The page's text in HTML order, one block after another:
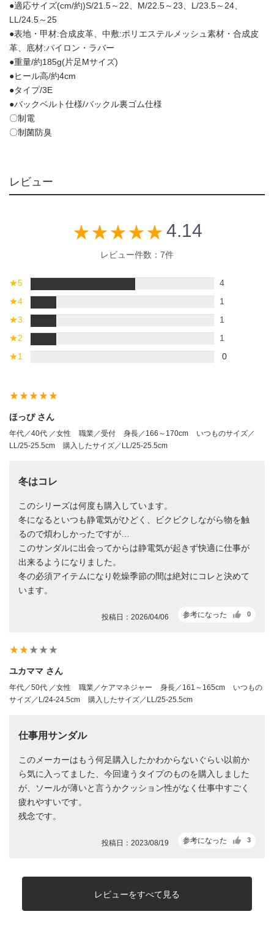
●適応サイズ(cm/約)S/21.5～22、M/22.5～23、L/23.5～24、
LL/24.5～25
●表地・甲材:合成皮革、中敷:ポリエステルメッシュ素材・合成皮
革、底材:パイロン・ラバー
●重量/約185g(片足Mサイズ)
●ヒール高/約4cm
●タイプ/3E
●バックベルト仕様/バックル裏ゴム仕様
〇制電
〇制菌防臭
レビュー
star_rate star_rate star_rate star_rate star_rate 4.14
レビュー件数：7件
★5
4
★4
1
★3
1
★2
1
★1 0
star_ratestar_ratestar_ratestar_ratestar_rate
ほっぴ さん
年代／40代 ／女性 職業／受付 身長／166～170cm
いつものサイズ／
LL/25-25.5cm
購入したサイズ／LL/25-25.5cm
冬はコレ
このシリーズは何度も購入しています。
冬になるといつも静電気がひどく、ビクビクしながら物を触
るので煩わしかったですが…
このサンダルに出会ってからは静電気が起きず快適に仕事が
出来るようになりました。
冬の必須アイテムになり乾燥季節の間は絶対にコレと決めて
います。
参考になった 0
投稿日：2026/04/06
star_ratestar_ratestar_rate star_rate star_rate
ユカママ さん
年代／50代 ／女性 職業／ケアマネジャー 身長／161～165cm
いつもの
サイズ／L/24-24.5cm
購入したサイズ／LL/25-25.5cm
仕事用サンダル
このメーカーはもう何足購入したかわからないぐらい以前か
ら気に入ってました、今回違うタイプのものを購入しました
が、ソールが薄いと言うかクッション性がなく仕事中すごく
疲れやすいです。
残念です。
参考になった 3
投稿日：2023/08/19
レビューをすべて見る